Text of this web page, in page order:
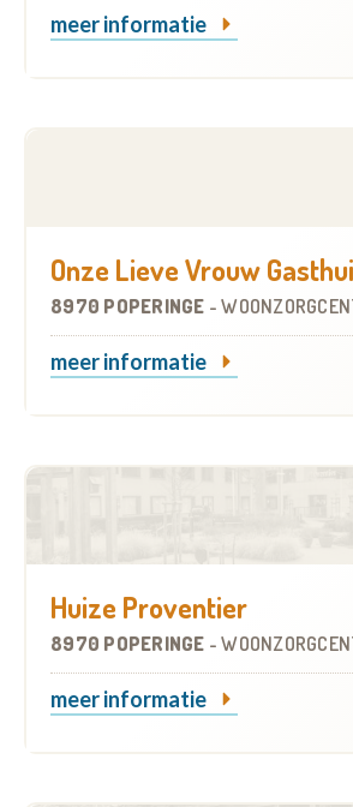
meer informatie
Onze Lieve Vrouw
8970 POPERINGE -
meer informatie
Huize Proventier
8970 POPERINGE -
meer informatie